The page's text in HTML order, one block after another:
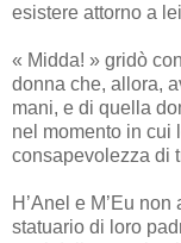
esistere attorno a
« Midda! » gridò
donna che, allora,
mani, e di quella
nel momento in cui
consapevolezza di
H’Anel e M’Eu
statuario di loro